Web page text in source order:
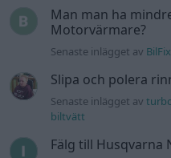
Man man ha
Motorvärmare?
Senaste inlägget av
Slipa och polera
Senaste inlägget av
biltvätt
Fälg till Husqvarna